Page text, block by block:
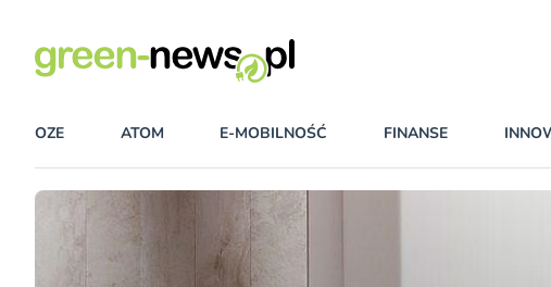
OZE ATOM E-MOBILNOŚĆ FINANSE